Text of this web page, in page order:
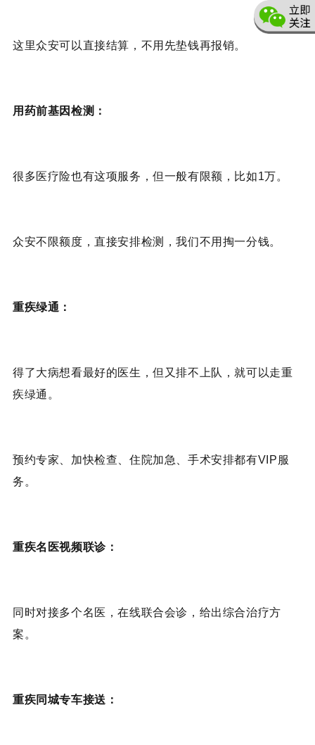
这里众安可以直接结算，不用先垫钱再报销。
用药前基因检测：
很多医疗险也有这项服务，但一般有限额，比如1万。
众安不限额度，直接安排检测，我们不用掏一分钱。
重疾绿通：
得了大病想看最好的医生，但又排不上队，就可以走重
疾绿通。
预约专家、加快检查、住院加急、手术安排都有VIP服
务。
重疾名医视频联诊：
同时对接多个名医，在线联合会诊，给出综合治疗方
案。
重疾同城专车接送：